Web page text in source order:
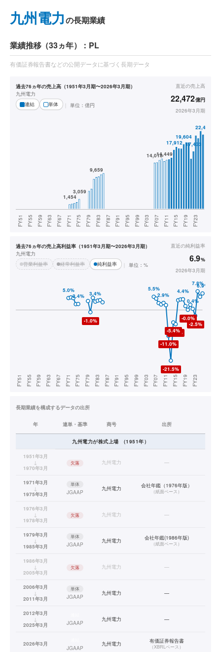
九州電力 の長期業績
業績推移（33ヵ年）：PL
有価証券報告書などの公開データに基づく長期データ
過去76ヵ年の売上高（1951年3月期〜2026年3月期）
九州電力
連結
単体 単位： 億円
直近の売上高
22,472億円
2026年3月期
過去76ヵ年の売上高利益率（1951年3月期〜2026年3月期）
九州電力
営業利益率
経常利益率 純利益率 単位：%
直近の純利益率
6.9%
2026年3月期
長期業績を構成するデータの出所
年 連単・基準 商号 出所
九州電力が株式上場 （1951年）
1951年3月
↓
1970年3月
欠落 九州電力 —
1971年3月
↓
1975年3月
単体
JGAAP
九州電力 会社年鑑（1976年版）
（紙面ベース）
1976年3月
↓
1978年3月
欠落 九州電力 —
1979年3月
↓
1985年3月
単体
JGAAP
九州電力 会社年鑑(1986年版)
（紙面ベース）
1986年3月
↓
2005年3月
欠落 九州電力 —
2006年3月
↓
2011年3月
単体
JGAAP
九州電力 —
2012年3月
↓
2025年3月
JGAAP
九州電力 —
2026年3月
JGAAP
九州電力 有価証券報告書
（XBRLベース）